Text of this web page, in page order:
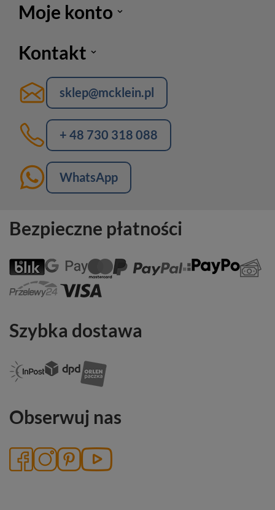
Moje konto
Kontakt
sklep@mcklein.pl
+ 48 730 318 088
WhatsApp
Bezpieczne płatności
Szybka dostawa
Obserwuj nas